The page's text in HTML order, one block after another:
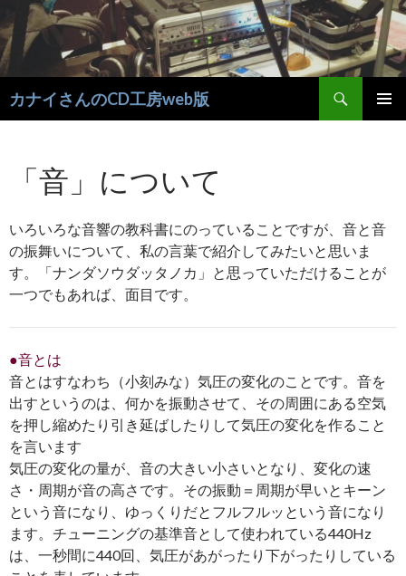
カナイさんのCD工房web版
索
移
動
「音」について
いろいろな音響の教科書にのっていることですが、音と音
の振舞いについて、私の言葉で紹介してみたいと思いま
す。「ナンダソウダッタノカ」と思っていただけることが
一つでもあれば、面目です。
●音とは
音とはすなわち（小刻みな）気圧の変化のことです。音を
出すというのは、何かを振動させて、その周囲にある空気
を押し縮めたり引き延ばしたりして気圧の変化を作ること
を言います
気圧の変化の量が、音の大きい小さいとなり、変化の速
さ・周期が音の高さです。その振動＝周期が早いとキーン
という音になり、ゆっくりだとフルフルッという音になり
ます。チューニングの基準音として使われている440Hz
は、一秒間に440回、気圧があがったり下がったりしている